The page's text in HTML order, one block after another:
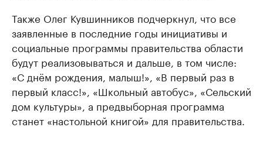
Также Олег Кувшинников подчеркнул, что все
заявленные в последние годы инициативы и
социальные программы правительства области
будут реализовываться и дальше, в том числе:
«С днём рождения, малыш!», «В первый раз в
первый класс!», «Школьный автобус», «Сельский
дом культуры», а предвыборная программа
станет «настольной книгой» для правительства.